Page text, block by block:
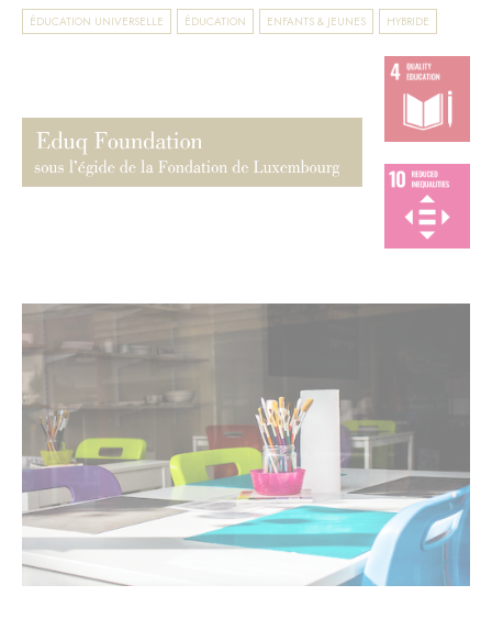
ÉDUCATION UNIVERSELLE ÉDUCATION ENFANTS & JEUNES HYBRIDE